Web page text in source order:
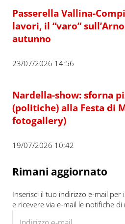
Passerella Vallina-
lavori, il “varo”
autunno
23/07/2026 14:56
Nardella-show: sforna
(politiche) alla Festa di
fotogallery)
19/07/2026 10:42
Rimani aggiornato
Inserisci il tuo indirizzo e-mail per
e ricevere via e-mail le notifiche di